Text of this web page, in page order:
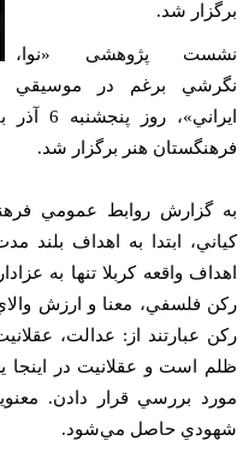
شد.
پژوهشی «نوا،
برغم در موسيقي
ايراني»،
هنر برگزار شد.
گزارش روابط عمومي
ابتدا به اهداف بلند
واقعه كربلا تنها به
فلسفي، معنا و ارزش
عبارتند از: عدالت،
است و عقلانيت در اينجا
بررسي قرار دادن.
حاصل مي‌شود.